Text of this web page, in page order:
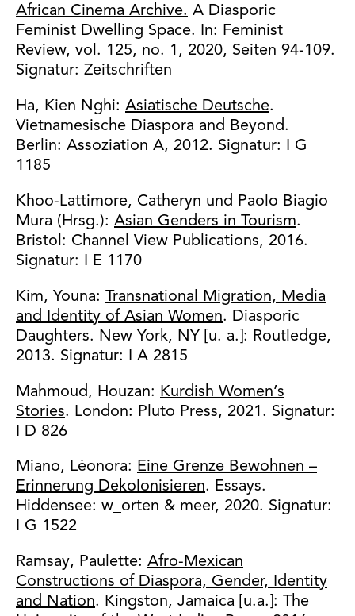
African Cinema Archive. A Diasporic
Feminist Dwelling Space. In: Feminist
Review, vol. 125, no. 1, 2020, Seiten 94-109.
Signatur: Zeitschriften
Ha, Kien Nghi: Asiatische Deutsche.
Vietnamesische Diaspora and Beyond.
Berlin: Assoziation A, 2012. Signatur: I G
1185
Khoo-Lattimore, Catheryn und Paolo Biagio
Mura (Hrsg.): Asian Genders in Tourism.
Bristol: Channel View Publications, 2016.
Signatur: I E 1170
Kim, Youna: Transnational Migration, Media
and Identity of Asian Women. Diasporic
Daughters. New York, NY [u. a.]: Routledge,
2013. Signatur: I A 2815
Mahmoud, Houzan: Kurdish Women’s
Stories. London: Pluto Press, 2021. Signatur:
I D 826
Miano, Léonora: Eine Grenze Bewohnen –
Erinnerung Dekolonisieren. Essays.
Hiddensee: w_orten & meer, 2020. Signatur:
I G 1522
Ramsay, Paulette: Afro-Mexican
Constructions of Diaspora, Gender, Identity
and Nation. Kingston, Jamaica [u.a.]: The